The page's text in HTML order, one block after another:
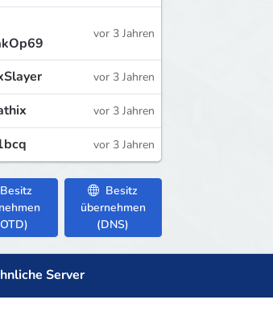
vor 3 Jahren
vor 3 Jahren
vor 3 Jahren
vor 3 Jahren
Besitz
Besitz
übernehmen
(DNS)
Server